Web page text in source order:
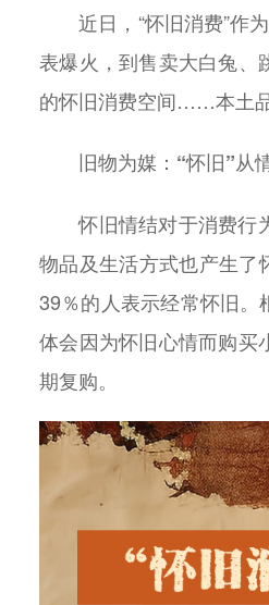
近日，“怀旧消费”作为
表爆火，到售卖大白兔、
的怀旧消费空间……本土品
旧物为媒：“怀旧”从
怀旧情结对于消费行为
物品及生活方式也产生了
39％的人表示经常怀旧
体会因为怀旧心情而购买
期复购。